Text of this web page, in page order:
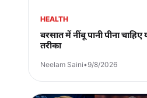
HEALTH
बरसात में नींबू पानी पीना चाहिए
तरीका
Neelam Saini•9/8/2026